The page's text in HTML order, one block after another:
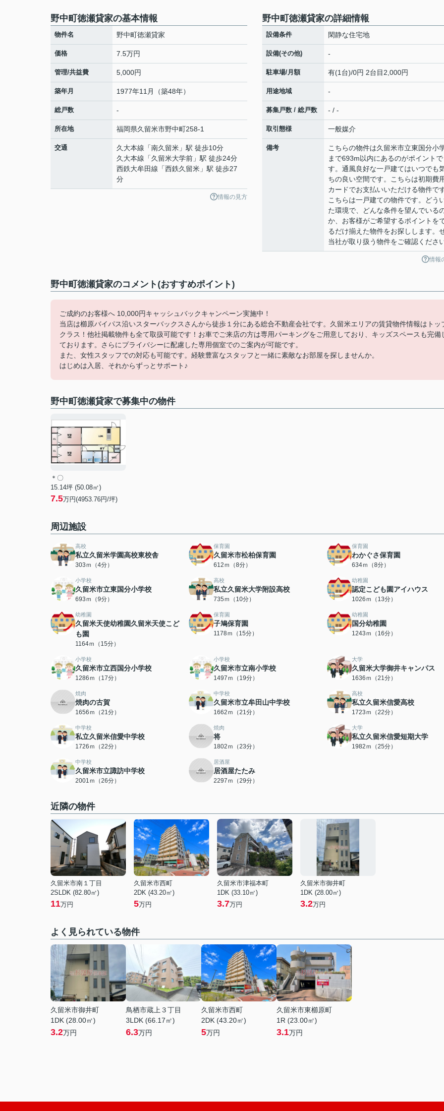
野中町徳瀬貸家の基本情報
物件名 野中町徳瀬貸家
価格 7.5万円
管理/共益費 5,000円
築年月 1977年11月（築48年）
総戸数 -
所在地 福岡県久留米市野中町258-1
交通 久大本線 「南久留米 」駅 徒歩10分
久大本線 「久留米大学前 」駅 徒歩24分
西鉄大牟田線 「西鉄久留米 」駅 徒歩27
分
情報の見方
野中町徳瀬貸家の詳細情報
設備条件 閑静な住宅地
設備(その他) -
駐車場/月額 有(1台)/0円 2台目2,000円
用途地域 -
募集戸数 / 総戸数 - / -
取引態様 一般媒介
備考
こちらの物件は久留米市立東国分小
まで693m以内にあるのがポイントで
す。通風良好な一戸建てはいつでも
ちの良い空間です。こちらは初期費
カードでお支払いいただける物件です
こちらは一戸建ての物件です。どう
た環境で、どんな条件を望んでいる
か、お客様がご希望するポイントを
るだけ揃えた物件をお探しします。
当社が取り扱う物件をご確認ください
情報
野中町徳瀬貸家のコメント(おすすめポイント)
ご成約のお客様へ 10,000円キャッシュバックキャンペーン実施中！
当店は櫛原バイパス沿いスターバックスさんから徒歩１分にある総合不動産会社です。久留米エリアの賃貸物件情報はトッ
クラス！他社掲載物件も全て取扱可能です！お車でご来店の方は専用パーキングをご用意しており、キッズスペースも完備
ております。さらにプライバシーに配慮した専用個室でのご案内が可能です。
また、女性スタッフでの対応も可能です。経験豊富なスタッフと一緒に素敵なお部屋を探しませんか。
はじめは入居、それからずっとサポート♪
野中町徳瀬貸家で募集中の物件
＊〇
15.14坪 (50.08㎡)
7.5万円(4953.76円/坪)
周辺施設
高校
私立久留米学園高校東校舎
303ｍ（4分）
保育園
久留米市松柏保育園
612ｍ（8分）
保育園
わかぐさ保育園
634ｍ（8分）
小学校
久留米市立東国分小学校
693ｍ（9分）
高校
私立久留米大学附設高校
735ｍ（10分）
幼稚園
認定こども園アイハウス
1026ｍ（13分）
幼稚園
久留米天使幼稚園久留米天使こど
も園
1164ｍ（15分）
保育園
子鳩保育園
1178ｍ（15分）
幼稚園
国分幼稚園
1243ｍ（16分）
小学校
久留米市立西国分小学校
1286ｍ（17分）
小学校
久留米市立南小学校
1497ｍ（19分）
大学
久留米大学御井キャンパス
1636ｍ（21分）
焼肉
焼肉の古賀
1656ｍ（21分）
中学校
久留米市立牟田山中学校
1662ｍ（21分）
高校
私立久留米信愛高校
1723ｍ（22分）
中学校
私立久留米信愛中学校
1726ｍ（22分）
焼肉
将
1802ｍ（23分）
大学
私立久留米信愛短期大学
1982ｍ（25分）
中学校
久留米市立諏訪中学校
2001ｍ（26分）
居酒屋
居酒屋たたみ
2297ｍ（29分）
近隣の物件
久留米市南１丁目
2SLDK (82.80㎡)
11万円
久留米市西町
2DK (43.20㎡)
5万円
久留米市津福本町
1DK (33.10㎡)
3.7万円
久留米市御井町
1DK (28.00㎡)
3.2万円
よく見られている物件
久留米市御井町
1DK (28.00㎡)
3.2万円
鳥栖市蔵上３丁目
3LDK (66.17㎡)
6.3万円
久留米市西町
2DK (43.20㎡)
5万円
久留米市東櫛原町
1R (23.00㎡)
3.1万円